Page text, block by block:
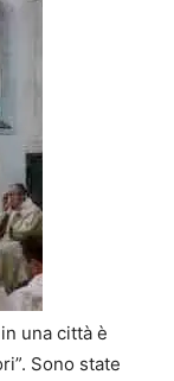
una città è
Sono state